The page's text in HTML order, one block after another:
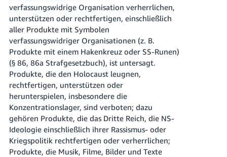
verfassungswidrige Organisation verherrlichen,
unterstützen oder rechtfertigen, einschließlich
aller Produkte mit Symbolen
verfassungswidriger Organisationen (z. B.
Produkte mit einem Hakenkreuz oder SS-Runen)
(§ 86, 86a Strafgesetzbuch), ist untersagt.
Produkte, die den Holocaust leugnen,
rechtfertigen, unterstützen oder
herunterspielen, insbesondere die
Konzentrationslager, sind verboten; dazu
gehören Produkte, die das Dritte Reich, die NS-
Ideologie einschließlich ihrer Rassismus- oder
Kriegspolitik rechtfertigen oder verherrlichen;
Produkte, die Musik, Filme, Bilder und Texte